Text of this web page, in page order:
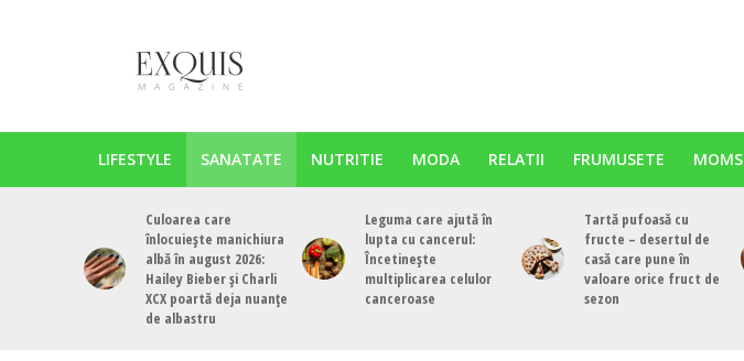
LIFESTYLE SANATATE NUTRITIE MODA RELATII FRUMUSETE MOMS
Culoarea care
înlocuiește manichiura
albă în august 2026:
Hailey Bieber și Charli
XCX poartă deja nuanțe
de albastru
Leguma care ajută în
lupta cu cancerul:
Încetinește
multiplicarea celulor
canceroase
Tartă pufoasă cu
fructe – desertul de
casă care pune în
valoare orice fruct de
sezon